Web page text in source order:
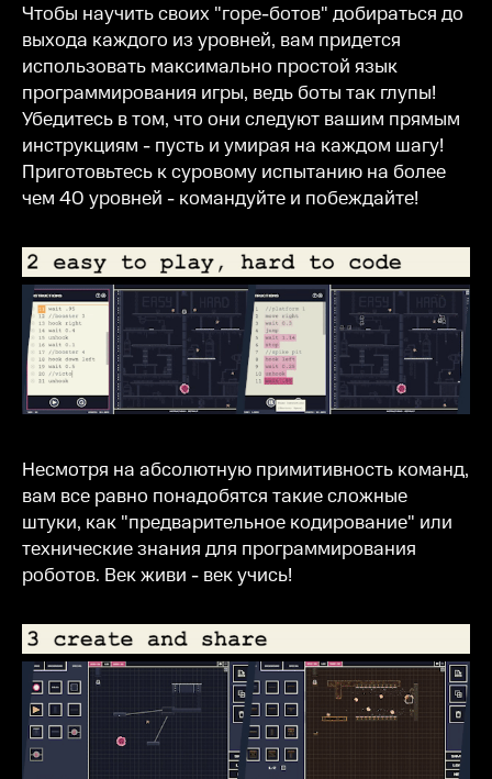
Чтобы научить своих "горе-ботов" добираться до
выхода каждого из уровней, вам придется
использовать максимально простой язык
программирования игры, ведь боты так глупы!
Убедитесь в том, что они следуют вашим прямым
инструкциям - пусть и умирая на каждом шагу!
Приготовьтесь к суровому испытанию на более
чем 40 уровней - командуйте и побеждайте!
Несмотря на абсолютную примитивность команд,
вам все равно понадобятся такие сложные
штуки, как "предварительное кодирование" или
технические знания для программирования
роботов. Век живи - век учись!